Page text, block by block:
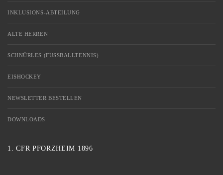
INKLUSIONS-ABTEILUNG
ALTE HERREN
SCHNÜRLES (FUSSBALLTENNIS)
EISHOCKEY
NEWSLETTER BESTELLEN
DOWNLOADS
1. CFR PFORZHEIM 1896